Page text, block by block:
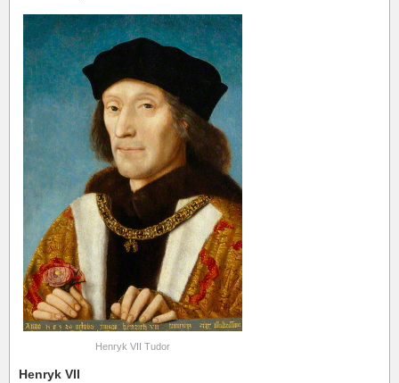
Henryk VII Tudor
Henryk VII